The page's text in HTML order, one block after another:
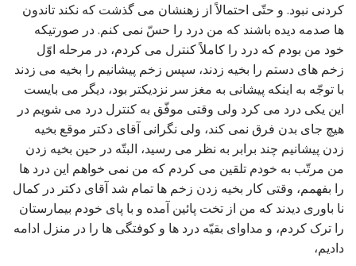
کردنی نبود. و حتّی احتمالاً از زهنشان می گذشت که نکند تاندون
ها صدمه دیده باشند که من درد را حسّ نمی کنم. در صورتیکه
خود من بودم که درد را کاملاً کنترل می کردم، در مرحله اوّل
زخم های دستم را بخیه زدند، سپس زخم پیشانیم را بخیه می زدند
با توجّه به اینکه پیشانی به مغز سر نزدیکتر بود، دیگر می بایست
این یکی درد می کرد ولی وقتی موفّق به کنترل درد می شویم در
هیچ جای بدن فرق نمی کند، ولی نگرانی آقای دکتر موقع بخیه
زدن پیشانیم چند برابر به نظر می رسید، البتّه در حین بخیه زدن
من مرتّب به خودم تلقین می کردم که من نمی خواهم این درد ها
را بفهمم، وقتی کار بخیه زدن زخم ها تمام شد آقای دکتر در کمال
نا باوری دیدند که من از تخت پائین آمده و با پای خودم بیمارستان
را ترک کردم، و مداوای بقیّه درد ها و کوفتگی ها را در منزل ادامه
دادیم،